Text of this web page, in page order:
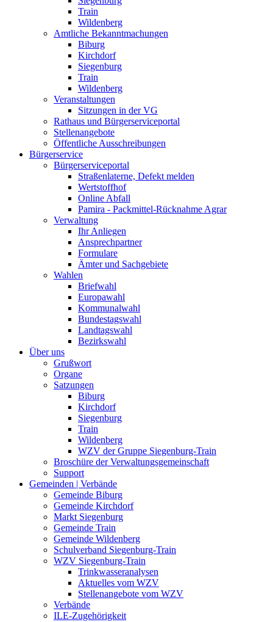
Train
Wildenberg
Amtliche Bekanntmachungen
Biburg
Kirchdorf
Siegenburg
Train
Wildenberg
Veranstaltungen
Sitzungen in der VG
Rathaus und Bürgerserviceportal
Stellenangebote
Öffentliche Ausschreibungen
Bürgerservice
Bürgerserviceportal
Straßenlaterne, Defekt melden
Wertstoffhof
Online Abfall
Pamira - Packmittel-Rücknahme Agrar
Verwaltung
Ihr Anliegen
Ansprechpartner
Formulare
Ämter und Sachgebiete
Wahlen
Briefwahl
Europawahl
Kommunalwahl
Bundestagswahl
Landtagswahl
Bezirkswahl
Über uns
Grußwort
Organe
Satzungen
Biburg
Kirchdorf
Siegenburg
Train
Wildenberg
WZV der Gruppe Siegenburg-Train
Broschüre der Verwaltungsgemeinschaft
Support
Gemeinden | Verbände
Gemeinde Biburg
Gemeinde Kirchdorf
Markt Siegenburg
Gemeinde Train
Gemeinde Wildenberg
Schulverband Siegenburg-Train
WZV Siegenburg-Train
Trinkwasseranalysen
Aktuelles vom WZV
Stellenangebote vom WZV
Verbände
ILE-Zugehörigkeit